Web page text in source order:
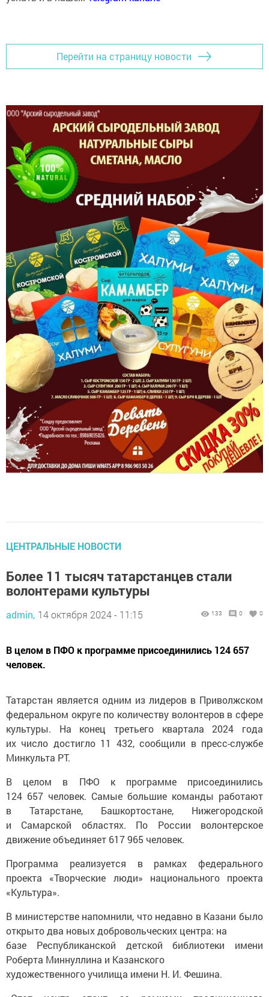
Перейти на страницу новости
Более 11 тысяч татарстанцев стали
волонтерами культуры
человек.
федеральном округе по количеству волонтеров в сфере
культуры. На конец третьего квартала 2024 года
их число достигло 11 432, сообщили в пресс-службе
Минкульта РТ.
124 657 человек. Самые большие команды работают
в Татарстане, Башкортостане, Нижегородской
и Самарской областях. По России волонтерское
движение объединяет 617 965 человек.
проекта «Творческие люди» национального проекта
«Культура».
открыто два новых добровольческих центра: на
базе Республиканской детской библиотеки имени
Роберта Миннуллина и Казанского
художественного училища имени Н. И. Фешина.